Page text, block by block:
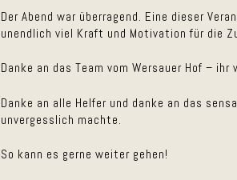
Der Abend war überragend. Eine dieser
unendlich viel Kraft und Motivation für die
Danke an das Team vom Wersauer Hof –
Danke an alle Helfer und danke an das
unvergesslich machte.
So kann es gerne weiter gehen!